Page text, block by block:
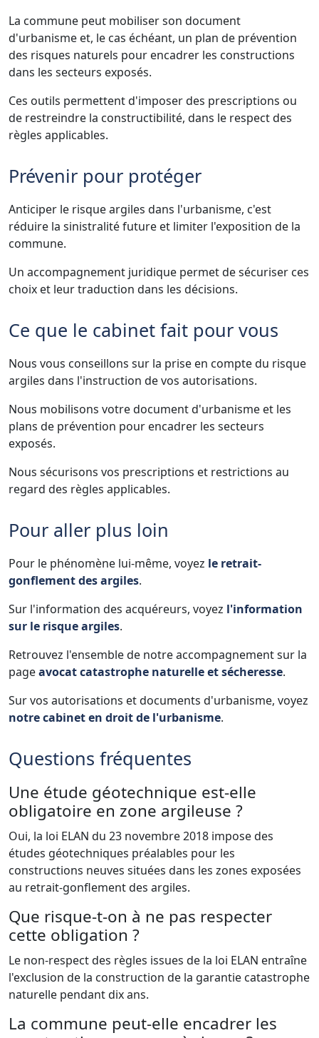
La commune peut mobiliser son document
d'urbanisme et, le cas échéant, un plan de prévention
des risques naturels pour encadrer les constructions
dans les secteurs exposés.
Ces outils permettent d'imposer des prescriptions ou
de restreindre la constructibilité, dans le respect des
règles applicables.
Prévenir pour protéger
Anticiper le risque argiles dans l'urbanisme, c'est
réduire la sinistralité future et limiter l'exposition de la
commune.
Un accompagnement juridique permet de sécuriser ces
choix et leur traduction dans les décisions.
Ce que le cabinet fait pour vous
Nous vous conseillons sur la prise en compte du risque
argiles dans l'instruction de vos autorisations.
Nous mobilisons votre document d'urbanisme et les
plans de prévention pour encadrer les secteurs
exposés.
Nous sécurisons vos prescriptions et restrictions au
regard des règles applicables.
Pour aller plus loin
Pour le phénomène lui-même, voyez le retrait-
gonflement des argiles.
Sur l'information des acquéreurs, voyez l'information
sur le risque argiles.
Retrouvez l'ensemble de notre accompagnement sur la
pageavocat catastrophe naturelle et sécheresse.
Sur vos autorisations et documents d'urbanisme, voyez
notre cabinet en droit de l'urbanisme.
Questions fréquentes
Une étude géotechnique est-elle
obligatoire en zone argileuse ?
Oui, la loi ELAN du 23 novembre 2018 impose des
études géotechniques préalables pour les
constructions neuves situées dans les zones exposées
au retrait-gonflement des argiles.
Que risque-t-on à ne pas respecter
cette obligation ?
Le non-respect des règles issues de la loi ELAN entraîne
l'exclusion de la construction de la garantie catastrophe
naturelle pendant dix ans.
La commune peut-elle encadrer les